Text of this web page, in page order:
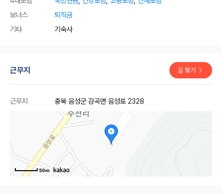
보너스
퇴직금
기타
기숙사
근무지 길 찾기
근무지 충북 음성군 감곡면 음성로 2328
50m